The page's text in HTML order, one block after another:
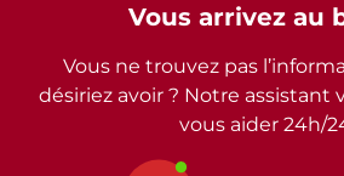
Vous arrivez au
Vous ne trouvez pas
désiriez avoir ? Notre assistant
vous aider 24h/